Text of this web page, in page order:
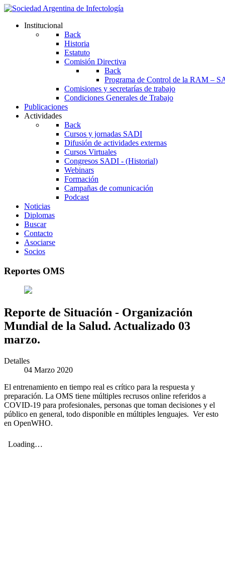
Institucional
Back
Historia
Estatuto
Comisión Directiva
Back
Programa de Control de la RAM –
Comisiones y secretarías de trabajo
Condiciones Generales de Trabajo
Publicaciones
Actividades
Back
Cursos y jornadas SADI
Difusión de actividades externas
Cursos Virtuales
Congresos SADI - (Historial)
Webinars
Formación
Campañas de comunicación
Podcast
Noticias
Diplomas
Buscar
Contacto
Asociarse
Socios
Reportes OMS
Reporte de Situación - Organización
Mundial de la Salud. Actualizado 03
marzo.
Detalles
04 Marzo 2020
El entrenamiento en tiempo real es crítico para la respuesta y
preparación. La OMS tiene múltiples recrusos online referidos a
COVID-19 para profesionales, personas que toman decisiones y el
público en general, todo disponible en múltiples lenguajes. Ver esto
en OpenWHO.